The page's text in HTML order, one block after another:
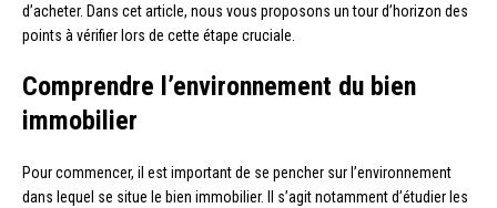
d’acheter. Dans cet article, nous vous proposons un tour d’horizon des
points à vérifier lors de cette étape cruciale.
Comprendre l’environnement du bien
immobilier
Pour commencer, il est important de se pencher sur l’environnement
dans lequel se situe le bien immobilier. Il s’agit notamment d’étudier les